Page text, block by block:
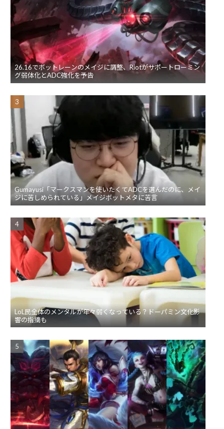
26.16でボットレーンのメイジに調整、Riotがサポートローミン
グ弱体化とADC強化を予告
Gumayusi「マークスマンを使いたくてADCを選んだのに、メイ
ジに苦しめられている」メイジボットメタに苦言
LoL民全体のメンタルが年々弱くなっている？ドーパミン文化影
響の指摘も